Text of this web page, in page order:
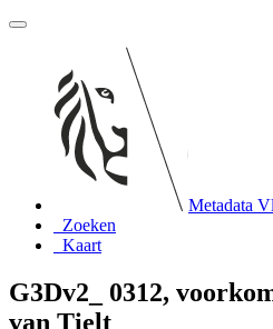
Metadata
Zoeken
Kaart
G3Dv2_ 0312,
van Tielt